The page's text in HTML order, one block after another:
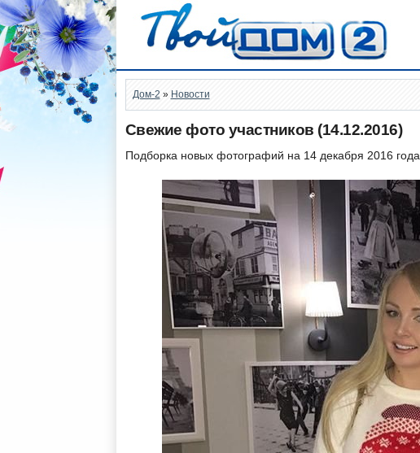
Дом-2 » Новости
Свежие фото участников (14.12.2016)
Подборка новых фотографий на 14 декабря 2016 года.